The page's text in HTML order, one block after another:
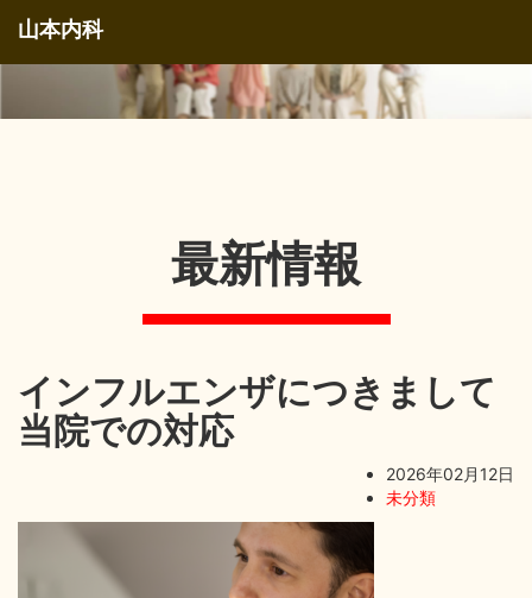
山本内科
最新情報
インフルエンザにつきまして
当院での対応
2026年02月12日
未分類